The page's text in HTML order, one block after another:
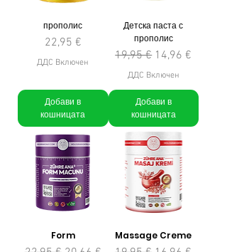
прополис
Цена
22,95 €
ДДС Включен
Добави в
кошницата
Детска паста с
прополис
Редовна цена
19,95 € Продажна цена
14,96 €
ДДС Включен
Добави в
кошницата
Form Massage Creme